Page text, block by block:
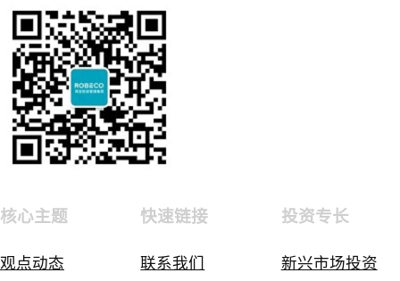
核心主题
观点动态
快速链接
联系我们
投资专长
新兴市场投资